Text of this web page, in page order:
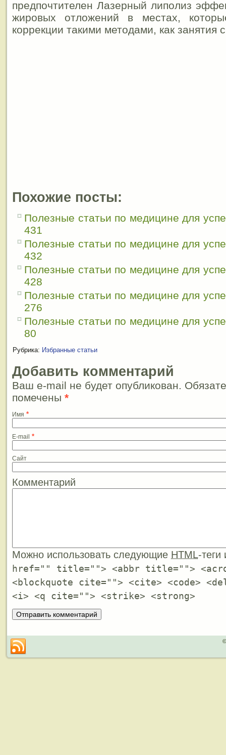
предпочтителен Лазерный липолиз
жировых отложений в местах,
коррекции такими методами, как занятия
Похожие посты:
Полезные статьи по медицине для
431
Полезные статьи по медицине для
432
Полезные статьи по медицине для
428
Полезные статьи по медицине для
276
Полезные статьи по медицине для
80
Рубрика: Избранные статьи
Добавить комментарий
Ваш e-mail не будет опубликован.
помечены *
Имя *
E-mail *
Сайт
Комментарий
Можно использовать следующие HTML-
href="" title=""> <abbr title="">
<blockquote cite=""> <cite> <code>
<i> <q cite=""> <strike> <strong>